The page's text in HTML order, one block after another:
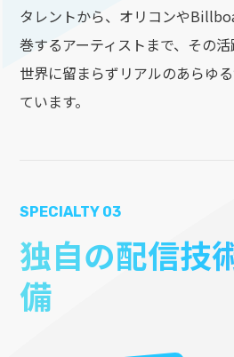
タレントから、オリコンや
巻するアーティストまで、その
世界に留まらずリアルのあらゆ
ています。
SPECIALTY 03
独自の配信技
備